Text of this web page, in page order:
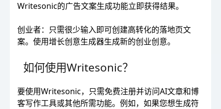
Writesonic的广告文案生成功能立即获得结果。
创业者：只需很少输入即可创建高转化的落地页文
案。使用增长创意生成器生成新的创业创意。
如何使用Writesonic？
要使用Writesonic，只需免费注册并访问AI文章和博
客写作工具或其他所需功能。例如，如果您想生成符